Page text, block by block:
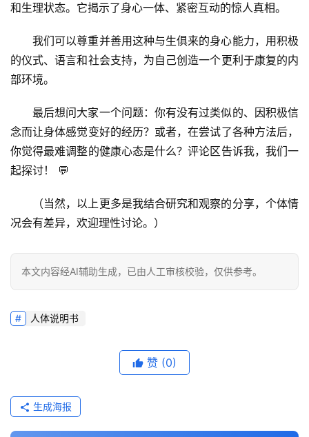
和生理状态。它揭示了身心一体、紧密互动的惊人真相。
我们可以尊重并善用这种与生俱来的身心能力，用积极
的仪式、语言和社会支持，为自己创造一个更利于康复的内
部环境。
最后想问大家一个问题：你有没有过类似的、因积极信
念而让身体感觉变好的经历？或者，在尝试了各种方法后，
你觉得最难调整的健康心态是什么？评论区告诉我，我们一
起探讨！
💬
（当然，以上更多是我结合研究和观察的分享，个体情
况会有差异，欢迎理性讨论。）
本文内容经AI辅助生成，已由人工审核校验，仅供参考。
人体说明书
赞 (0)
生成海报